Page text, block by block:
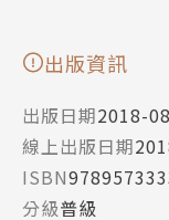
出版資訊
出版日期2018-
線上出版日期
ISBN
分級普級